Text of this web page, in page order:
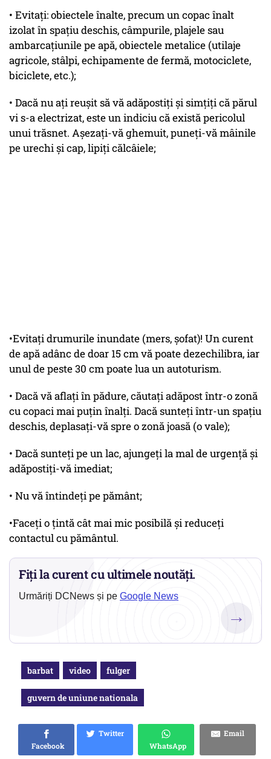
• Evitaţi: obiectele înalte, precum un copac înalt
izolat în spaţiu deschis, câmpurile, plajele sau
ambarcaţiunile pe apă, obiectele metalice (utilaje
agricole, stâlpi, echipamente de fermă, motociclete,
biciclete, etc.);
• Dacă nu aţi reuşit să vă adăpostiţi şi simţiţi că părul
vi s-a electrizat, este un indiciu că există pericolul
unui trăsnet. Aşezaţi-vă ghemuit, puneţi-vă mâinile
pe urechi şi cap, lipiţi călcâiele;
•Evitați drumurile inundate (mers, șofat)! Un curent
de apă adânc de doar 15 cm vă poate dezechilibra, iar
unul de peste 30 cm poate lua un autoturism.
• Dacă vă aflaţi în pădure, căutaţi adăpost într-o zonă
cu copaci mai puţin înalţi. Dacă sunteţi într-un spaţiu
deschis, deplasaţi-vă spre o zonă joasă (o vale);
• Dacă sunteţi pe un lac, ajungeţi la mal de urgenţă şi
adăpostiţi-vă imediat;
• Nu vă întindeți pe pământ;
•Faceți o țintă cât mai mic posibilă și reduceți
contactul cu pământul.
Fiți la curent cu ultimele noutăți.
Urmăriți DCNews și pe Google News
→
barbat video fulger
guvern de uniune nationala
Facebook
Twitter
WhatsApp
Email